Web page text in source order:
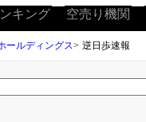
キング 空売り機関
ールディングス> 逆日歩速報